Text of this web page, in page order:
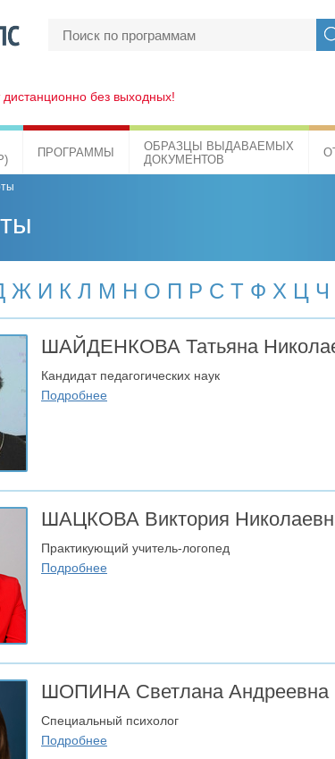
без выходных!
ПРОГРАММЫ
ОБРАЗЦЫ ВЫДАВАЕМЫХ
ДОКУМЕНТОВ
Ж И К Л М Н О П Р С Т Ф Х Ц Ч
ШАЙДЕНКОВА Татьяна
Кандидат педагогических наук
Подробнее
ШАЦКОВА Виктория
Практикующий учитель-логопед
Подробнее
ШОПИНА Светлана Андреевна
Специальный психолог
Подробнее